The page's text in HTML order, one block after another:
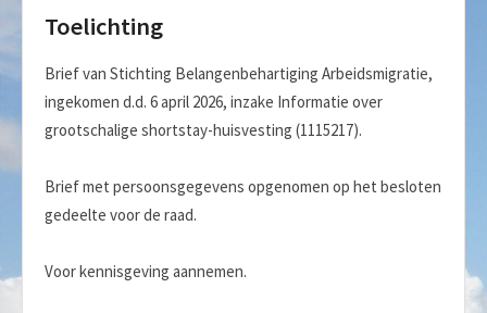
Toelichting
Brief van Stichting Belangenbehartiging Arbeidsmigratie,
ingekomen d.d. 6 april 2026, inzake Informatie over
grootschalige shortstay-huisvesting (1115217).
Brief met persoonsgegevens opgenomen op het besloten
gedeelte voor de raad.
Voor kennisgeving aannemen.